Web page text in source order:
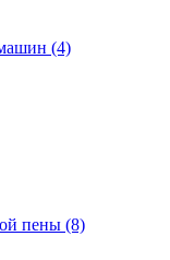
(4)
пены (8)